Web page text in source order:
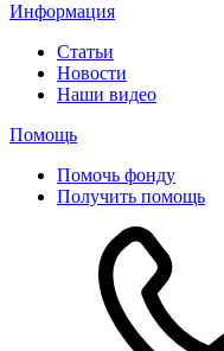
Информация
Статьи
Новости
Наши видео
Помощь
Помочь фонду
Получить помощь